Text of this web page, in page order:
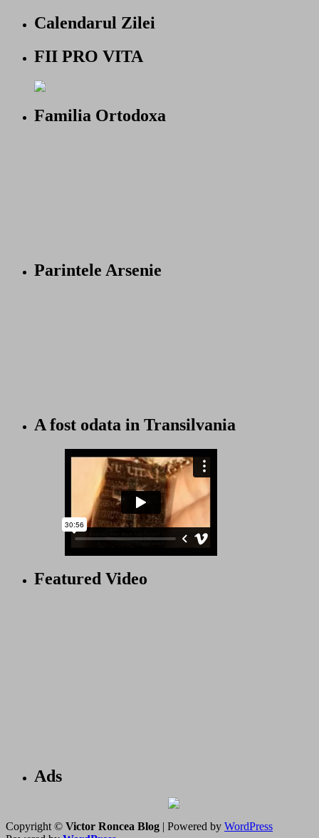
Calendarul Zilei
FII PRO VITA
Familia Ortodoxa
Parintele Arsenie
A fost odata in Transilvania
Featured Video
Ads
Copyright © Victor Roncea Blog | Powered by WordPress